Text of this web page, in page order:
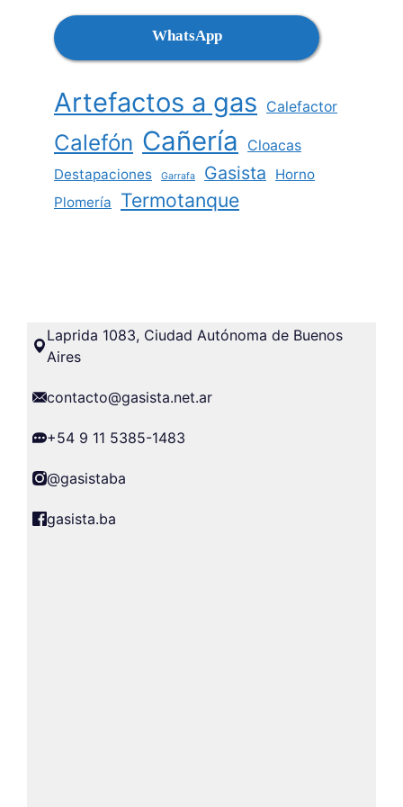
WhatsApp
Artefactos a gas Calefactor
Calefón Cañería
Cloacas
Destapaciones
Garrafa Gasista
Horno
Plomería
Termotanque
Laprida 1083, Ciudad Autónoma de Buenos
Aires
contacto@gasista.net.ar
+54 9 11 5385-1483
@gasistaba
gasista.ba